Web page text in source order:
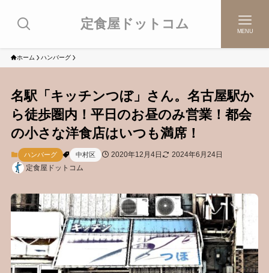
定食屋ドットコム MENU
ホーム ハンバーグ
名駅「キッチンつぼ」さん。名古屋駅か
ら徒歩圏内！平日のお昼のみ営業！都会
の小さな洋食店はいつも満席！
ハンバーグ 中村区 2020年12月4日
2024年6月24日
定食屋ドットコム